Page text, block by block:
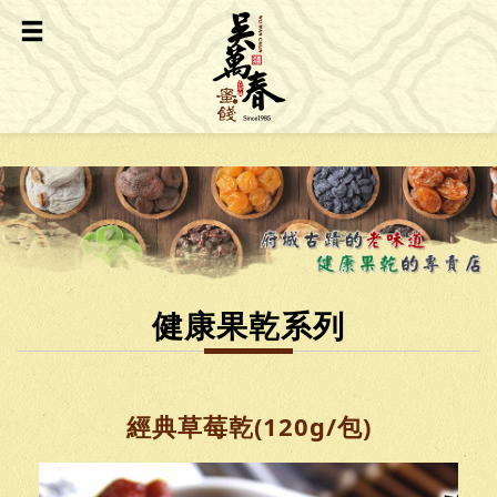
健康果乾系列
經典草莓乾(120g/包)